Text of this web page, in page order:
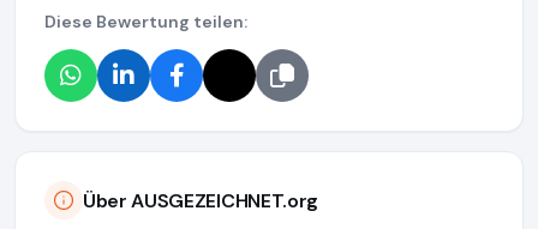
Diese Bewertung teilen:
Über AUSGEZEICHNET.org